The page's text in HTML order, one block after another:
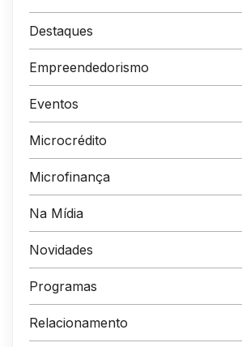
Destaques
Empreendedorismo
Eventos
Microcrédito
Microfinança
Na Mídia
Novidades
Programas
Relacionamento